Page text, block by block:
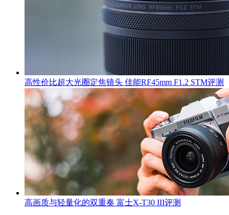
高性价比超大光圈定焦镜头 佳能RF45mm F1.2 STM评测
高画质与轻量化的双重奏 富士X-T30 III评测